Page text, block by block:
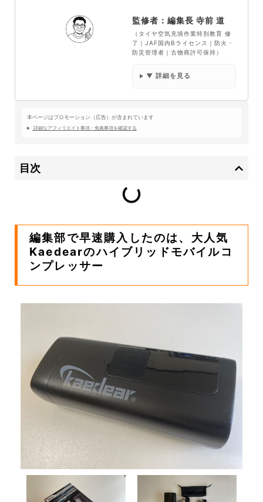
監修者：編集長 寺前 道
（タイヤ空気充填作業特別教育 修
了｜JAF国内Bライセンス｜防火・
防災管理者｜古物商許可保持）
▼ 詳細を見る
本ページはプロモーション（広告）が含まれています
詳細なアフィリエイト事項・免責事項を確認する
目次
編集部で早速購入したのは、大人気
Kaedearのハイブリッドモバイルコ
ンプレッサー